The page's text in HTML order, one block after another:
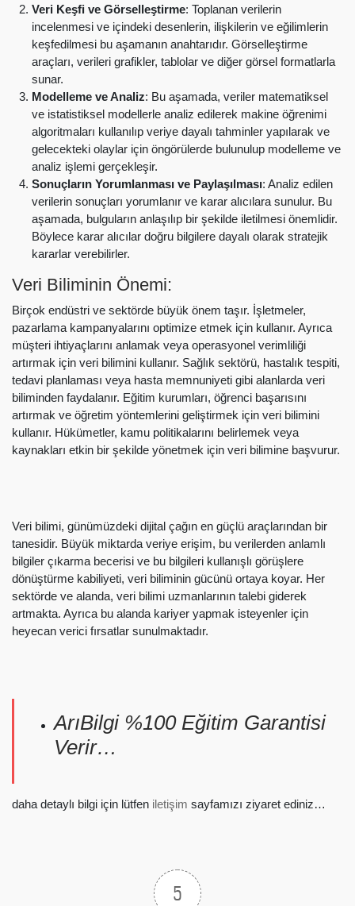
Veri Keşfi ve Görselleştirme: Toplanan verilerin
incelenmesi ve içindeki desenlerin, ilişkilerin ve eğilimlerin
keşfedilmesi bu aşamanın anahtarıdır. Görselleştirme
araçları, verileri grafikler, tablolar ve diğer görsel formatlarla
sunar.
Modelleme ve Analiz: Bu aşamada, veriler matematiksel
ve istatistiksel modellerle analiz edilerek makine öğrenimi
algoritmaları kullanılıp veriye dayalı tahminler yapılarak ve
gelecekteki olaylar için öngörülerde bulunulup modelleme ve
analiz işlemi gerçekleşir.
Sonuçların Yorumlanması ve Paylaşılması: Analiz edilen
verilerin sonuçları yorumlanır ve karar alıcılara sunulur. Bu
aşamada, bulguların anlaşılıp bir şekilde iletilmesi önemlidir.
Böylece karar alıcılar doğru bilgilere dayalı olarak stratejik
kararlar verebilirler.
Veri Biliminin Önemi:
Birçok endüstri ve sektörde büyük önem taşır. İşletmeler,
pazarlama kampanyalarını optimize etmek için kullanır. Ayrıca
müşteri ihtiyaçlarını anlamak veya operasyonel verimliliği
artırmak için veri bilimini kullanır. Sağlık sektörü, hastalık tespiti,
tedavi planlaması veya hasta memnuniyeti gibi alanlarda veri
biliminden faydalanır. Eğitim kurumları, öğrenci başarısını
artırmak ve öğretim yöntemlerini geliştirmek için veri bilimini
kullanır. Hükümetler, kamu politikalarını belirlemek veya
kaynakları etkin bir şekilde yönetmek için veri bilimine başvurur.
Veri bilimi, günümüzdeki dijital çağın en güçlü araçlarından bir
tanesidir. Büyük miktarda veriye erişim, bu verilerden anlamlı
bilgiler çıkarma becerisi ve bu bilgileri kullanışlı görüşlere
dönüştürme kabiliyeti, veri biliminin gücünü ortaya koyar. Her
sektörde ve alanda, veri bilimi uzmanlarının talebi giderek
artmakta. Ayrıca bu alanda kariyer yapmak isteyenler için
heyecan verici fırsatlar sunulmaktadır.
ArıBilgi %100 Eğitim Garantisi
Verir…
daha detaylı bilgi için lütfen iletişim sayfamızı ziyaret ediniz…
5